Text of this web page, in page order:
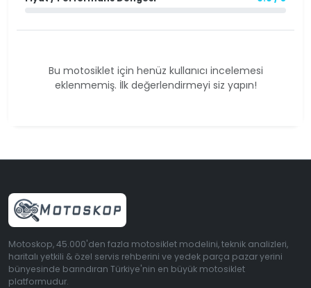
Bu motosiklet için henüz kullanıcı incelemesi
eklenmemiş. İlk değerlendirmeyi siz yapın!
Motoskop, 45.000'den fazla motosiklet modelini, teknik analizleri,
haritalı yetkili & özel servis rehberini ve yedek parça pazar yerini
bünyesinde barındıran Türkiye'nin en büyük motosiklet
platformudur.